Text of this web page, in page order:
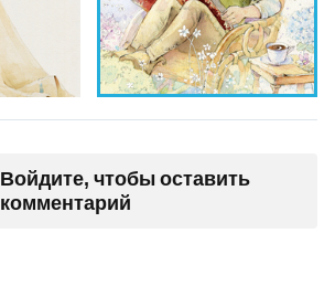
Войдите, чтобы оставить
комментарий